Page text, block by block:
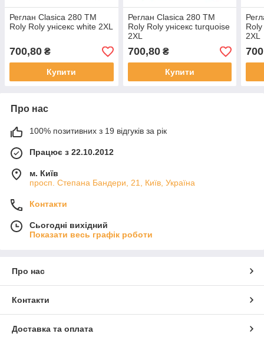
Реглан Clasica 280 ТМ
Roly Roly унісекс white 2XL
700,80 ₴
Купити
Реглан Clasica 280 ТМ
Roly Roly унісекс turquoise
2XL
700,80₴
Купити
Roly
2XL
Про нас
100% позитивних з 19 відгуків за рік
Працює з 22.10.2012
м. Київ
просп. Степана Бандери, 21, Київ, Україна
Контакти
Сьогодні вихідний
Показати весь графік роботи
Про нас
Контакти
Доставка та оплата